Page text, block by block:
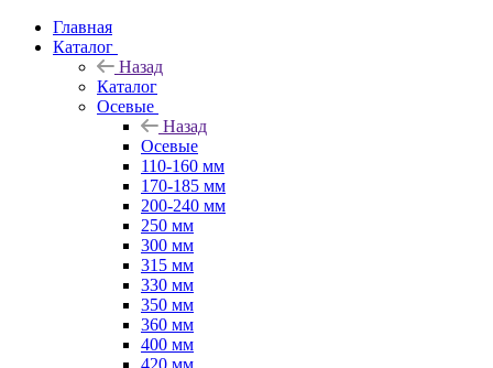
Главная
Каталог
Назад
Каталог
Осевые
Назад
Осевые
110-160 мм
170-185 мм
200-240 мм
250 мм
300 мм
315 мм
330 мм
350 мм
360 мм
400 мм
420 мм